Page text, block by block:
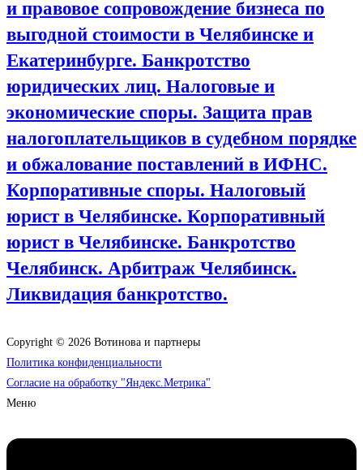
и правовое сопровождение бизнеса по
выгодной стоимости в Челябинске и
Екатеринбурге. Банкротство
юридических лиц. Налоговые и
экономические споры. Защита прав
налогоплательщиков в судебном порядке
и обжалование поставлений в ИФНС.
Корпоративные споры. Налоговый
юрист в Челябинске. Корпоративный
юрист в Челябинске. Банкротство
Челябинск. Арбитраж Челябинск.
Ликвидация банкротство.
Copyright © 2026 Вотинова и партнеры
Политика конфиденциальности
Согласие на обработку "Яндекс.Метрика"
Меню